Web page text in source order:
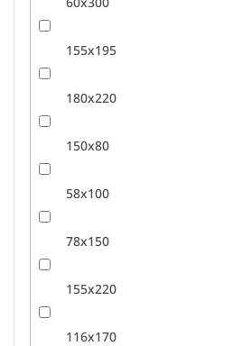
155x195
180x220
150x80
58x100
78x150
155x220
116x170